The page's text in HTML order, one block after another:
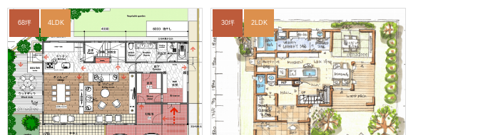
68坪 4LDK 30坪 2LDK